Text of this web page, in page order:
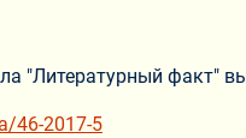
"Литературный факт"
46-2017-5